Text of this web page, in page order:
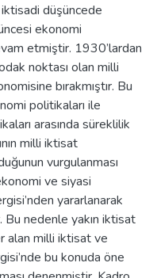
düşüncede
ekonomi
etmiştir. 1930’lardan
noktası olan milli
bırakmıştır. Bu
politikaları ile
arasında süreklilik
milli iktisat
vurgulanması
ve siyasi
yararlanarak
nedenle yakın iktisat
alan milli iktisat ve
bu konuda öne